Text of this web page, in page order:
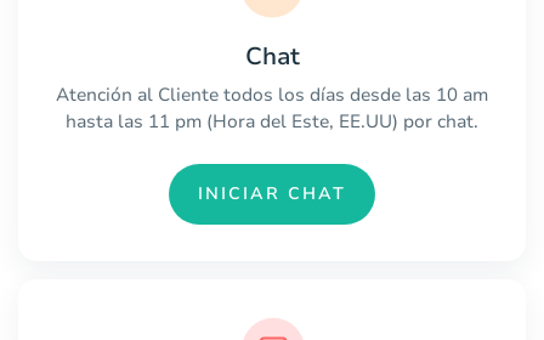
Chat
Atención al Cliente todos los días desde las 10 am
hasta las 11 pm (Hora del Este, EE.UU) por chat.
INICIAR CHAT